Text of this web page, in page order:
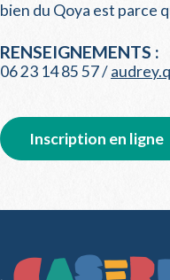
bien du Qoya est parce
RENSEIGNEMENTS :
06 23 14 85 57 /
Inscription en ligne